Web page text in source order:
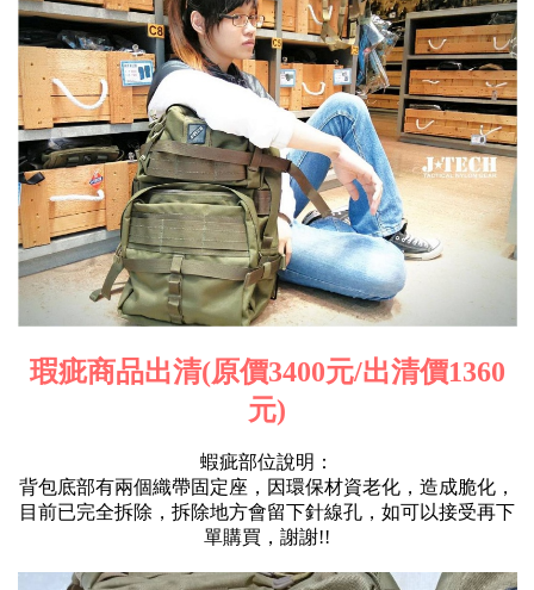
瑕疵商品出清(原價3400元/出清價1360
元)
蝦疵部位說明：
背包底部有兩個織帶固定座，因環保材資老化，造成脆化，
目前已完全拆除，拆除地方會留下針線孔，如可以接受再下
單購買，謝謝!!